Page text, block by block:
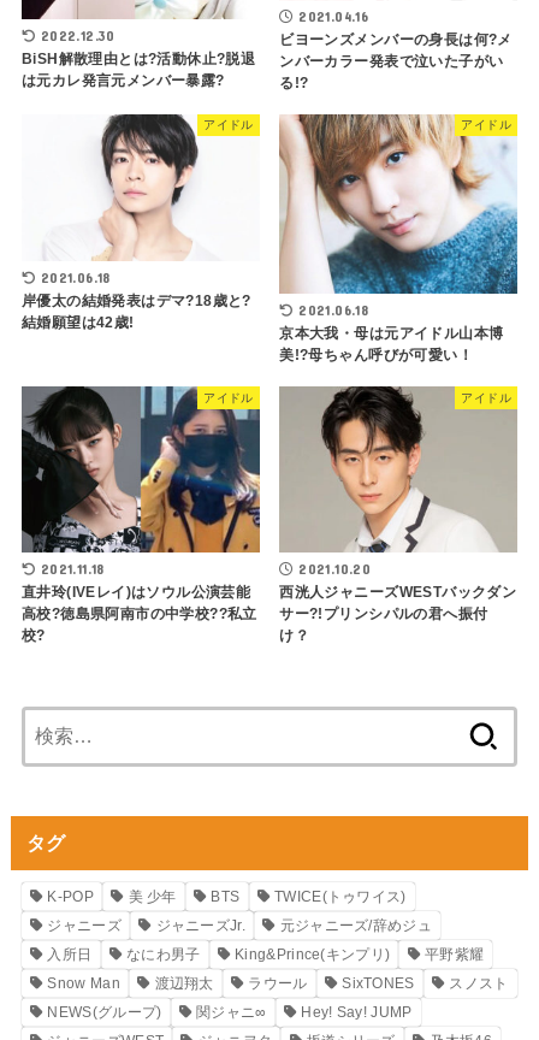
2022.12.30
BiSH解散理由とは?活動休止?脱退
は元カレ発言元メンバー暴露?
2021.04.16
ビヨーンズメンバーの身長は何?メ
ンバーカラー発表で泣いた子がい
る!?
アイドル
2021.06.18
岸優太の結婚発表はデマ?18歳と?
結婚願望は42歳!
アイドル
2021.06.18
京本大我・母は元アイドル山本博
美!?母ちゃん呼びが可愛い！
アイドル
2021.11.18
直井玲(IVEレイ)はソウル公演芸能
高校?徳島県阿南市の中学校??私立
校?
アイドル
2021.10.20
西洸人ジャニーズWESTバックダン
サー?!プリンシパルの君へ振付
け？
索:
タグ
K-POP 美 少年 BTS
TWICE(トゥワイス)
ジャニーズ
ジャニーズJr.
元ジャニーズ/辞めジュ
入所日
なにわ男子 King&Prince(キンプリ)
平野紫耀
Snow Man
渡辺翔太 ラウール SixTONES
スノスト
NEWS(グループ)
関ジャニ∞
Hey! Say! JUMP